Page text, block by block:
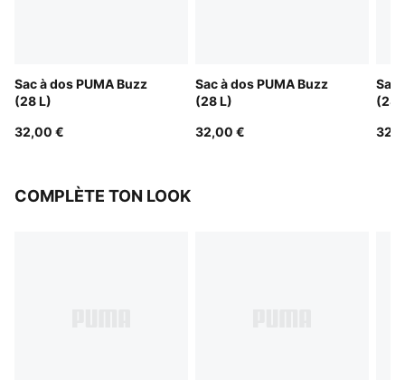
Sac à dos PUMA Buzz
(28 L)
32,00 €
Sac à dos PUMA Buzz
(28 L)
32,00 €
Sac
(28
COMPLÈTE TON LOOK